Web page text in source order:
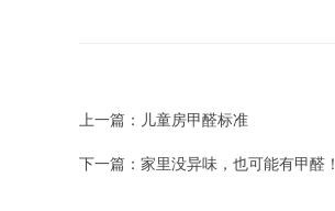
上一篇：儿童房甲醛标准
下一篇：家里没异味，也可能有甲醛！